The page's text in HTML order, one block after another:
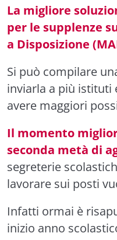
La migliore
per le supplenze
a Disposizione
Si può compilare
inviarla a più istituti
avere maggiori
Il momento
seconda metà di
segreterie
lavorare sui posti
Infatti ormai è
inizio anno